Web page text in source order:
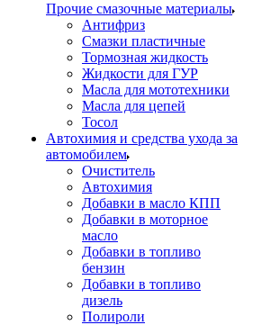
Прочие смазочные материалы
Антифриз
Смазки пластичные
Тормозная жидкость
Жидкости для ГУР
Масла для мототехники
Масла для цепей
Тосол
Автохимия и средства ухода за
автомобилем
Очиститель
Автохимия
Добавки в масло КПП
Добавки в моторное
масло
Добавки в топливо
бензин
Добавки в топливо
дизель
Полироли